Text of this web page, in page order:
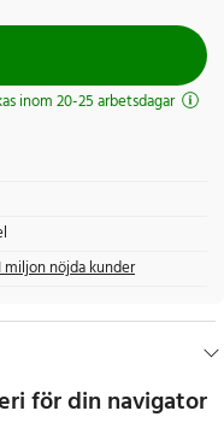
inom 20-25 arbetsdagar
miljon nöjda kunder
för din navigator